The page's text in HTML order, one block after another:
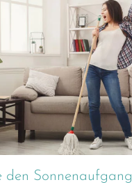
den Sonnenaufgang